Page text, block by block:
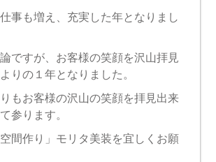
事も増え、充実した年となりまし
ですが、お客様の笑顔を沢山拝見
りの１年となりました。
もお客様の沢山の笑顔を拝見出来
参ります。
空間作り」モリタ美装を宜しくお願